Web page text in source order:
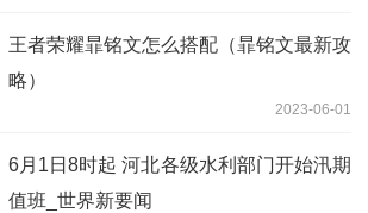
王者荣耀暃铭文怎么搭配（暃铭文最新攻
略）
2023-06-01
6月1日8时起 河北各级水利部门开始汛期
值班_世界新要闻